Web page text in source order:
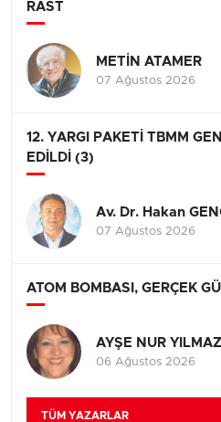
RAST
METİN ATAMER
07 Ağustos 2026
12. YARGI PAKETİ TBMM
EDİLDİ (3)
Av. Dr. Hakan
07 Ağustos 2026
ATOM BOMBASI, GERÇEK
AYŞE NUR
06 Ağustos 2026
TÜM YAZARLAR